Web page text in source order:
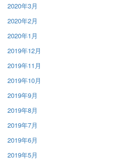
2020年3月
2020年2月
2020年1月
2019年12月
2019年11月
2019年10月
2019年9月
2019年8月
2019年7月
2019年6月
2019年5月